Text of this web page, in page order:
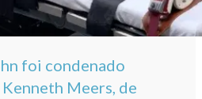
foi condenado
Meers, de